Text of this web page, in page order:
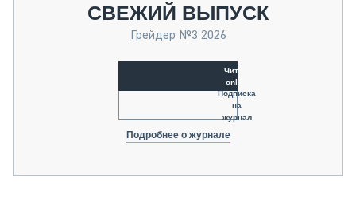
СВЕЖИЙ ВЫПУСК
Грейдер №3 2026
Читать
online
Подписка
на
журнал
Подробнее о журнале